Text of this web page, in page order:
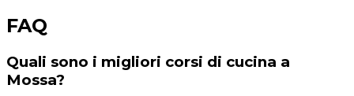
FAQ
Quali sono i migliori corsi di cucina a
Mossa?